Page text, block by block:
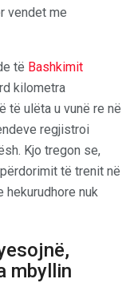
vendet me
të Bashkimit
kilometra
të ulëta u vunë re në
regjistroi
Kjo tregon se,
të trenit në
hekurudhore nuk
mbyllin